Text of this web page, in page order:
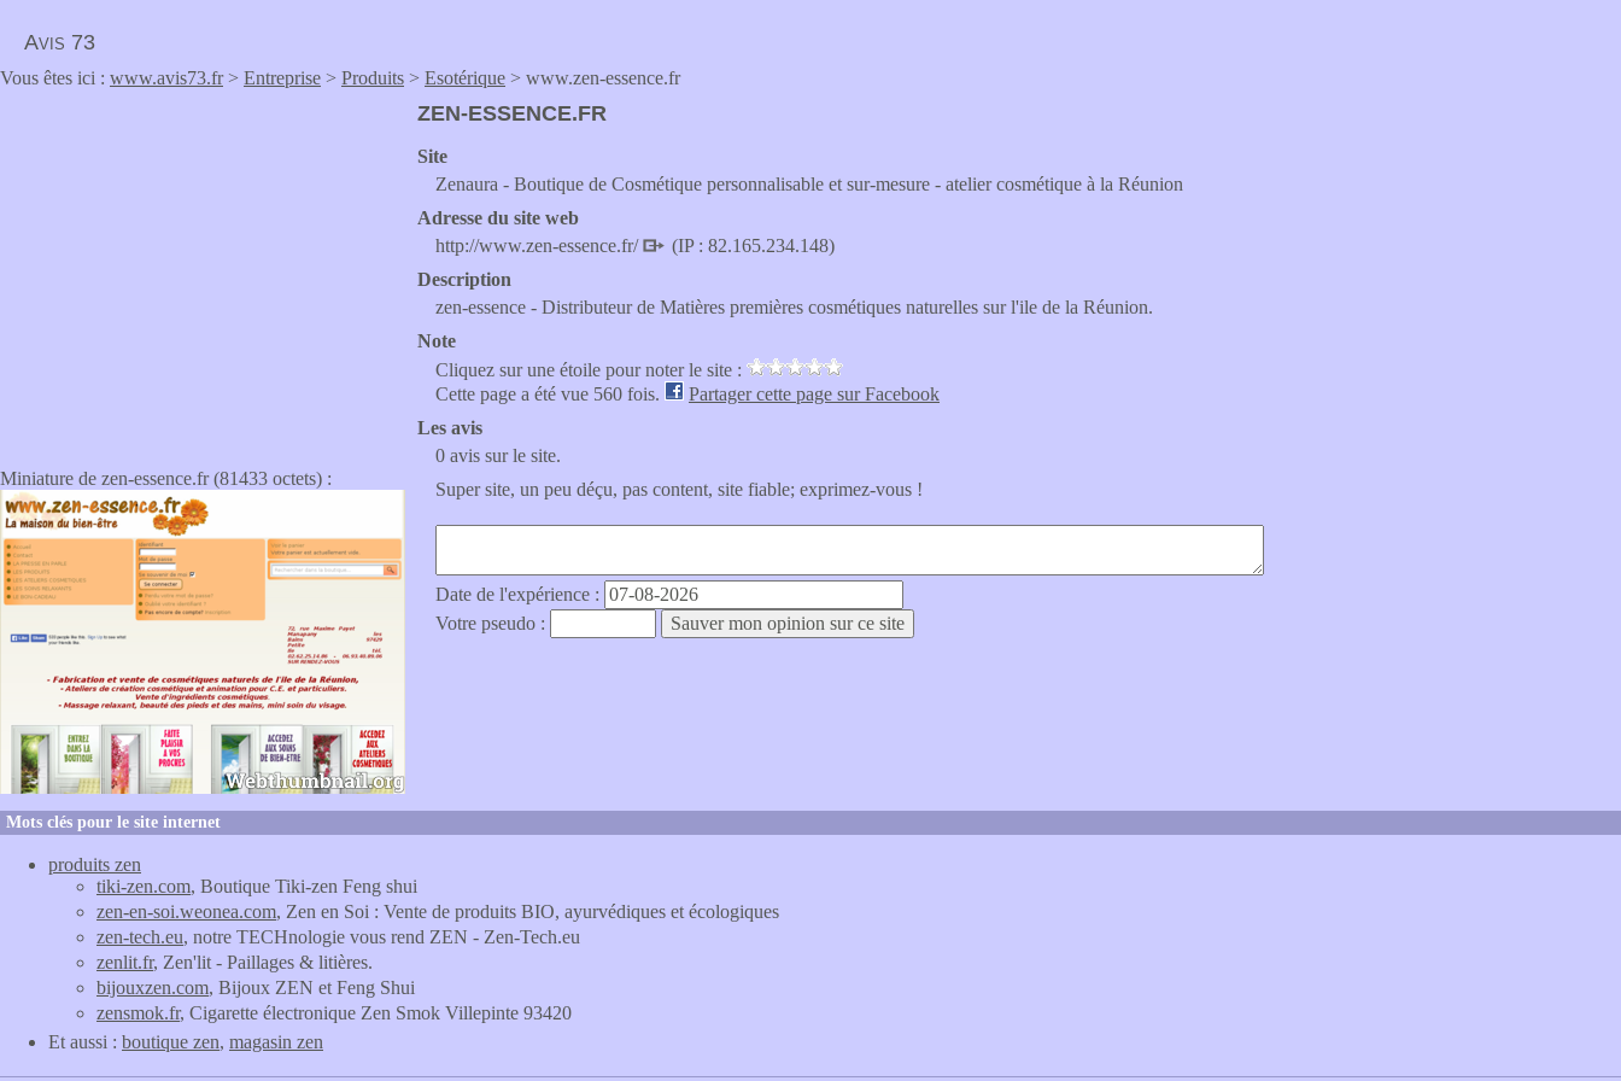
Avis 73
Vous êtes ici : www.avis73.fr> Entreprise > Produits > Esotérique > www.zen-essence.fr
Miniature de zen-essence.fr (81433 octets) :
ZEN-ESSENCE.FR
Site
Zenaura - Boutique de Cosmétique personnalisable et sur-mesure - atelier cosmétique à la Réunion
Adresse du site web
http://www.zen-essence.fr/
(IP : 82.165.234.148)
Description
zen-essence - Distributeur de Matières premières cosmétiques naturelles sur l'ile de la Réunion.
Note
Cliquez sur une étoile pour noter le site :
Cette page a été vue 560 fois.
Partager cette page sur Facebook
Les avis
0 avis sur le site.
Super site, un peu déçu, pas content, site fiable; exprimez-vous !
Date de l'expérience :
Votre pseudo :
Mots clés pour le site internet
produits zen
tiki-zen.com, Boutique Tiki-zen Feng shui
zen-en-soi.weonea.com, Zen en Soi : Vente de produits BIO, ayurvédiques et écologiques
zen-tech.eu, notre TECHnologie vous rend ZEN - Zen-Tech.eu
zenlit.fr, Zen'lit - Paillages & litières.
bijouxzen.com, Bijoux ZEN et Feng Shui
zensmok.fr, Cigarette électronique Zen Smok Villepinte 93420
Et aussi : boutique zen, magasin zen